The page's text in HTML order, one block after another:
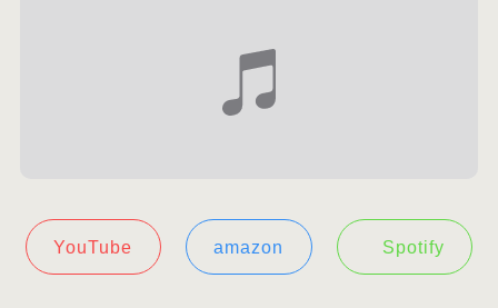
YouTube amazon Spotify